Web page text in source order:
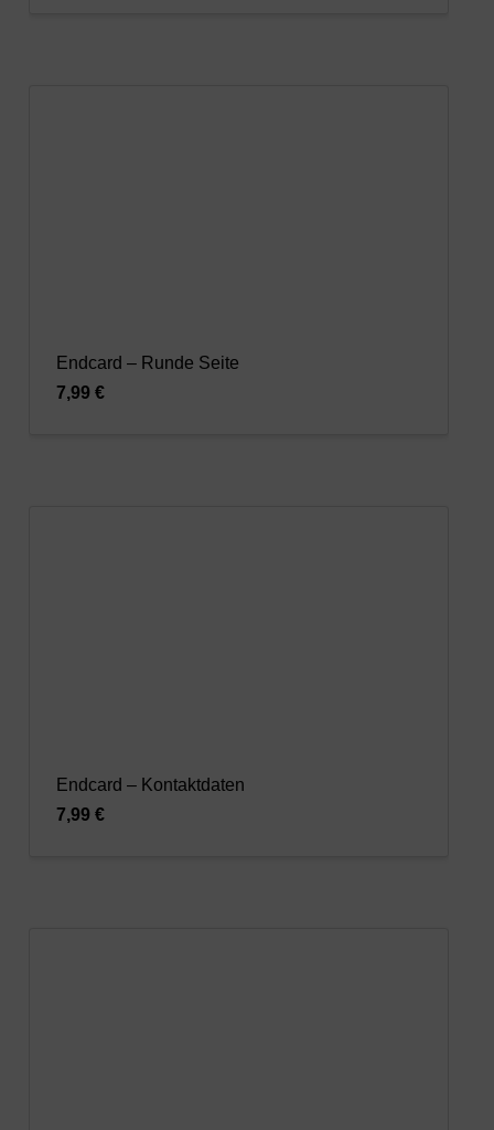
Endcard – Runde Seite
7,99 €
Endcard – Kontaktdaten
7,99 €